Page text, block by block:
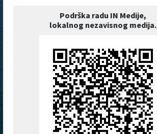
Podrška radu IN Medije,
lokalnog nezavisnog medija.